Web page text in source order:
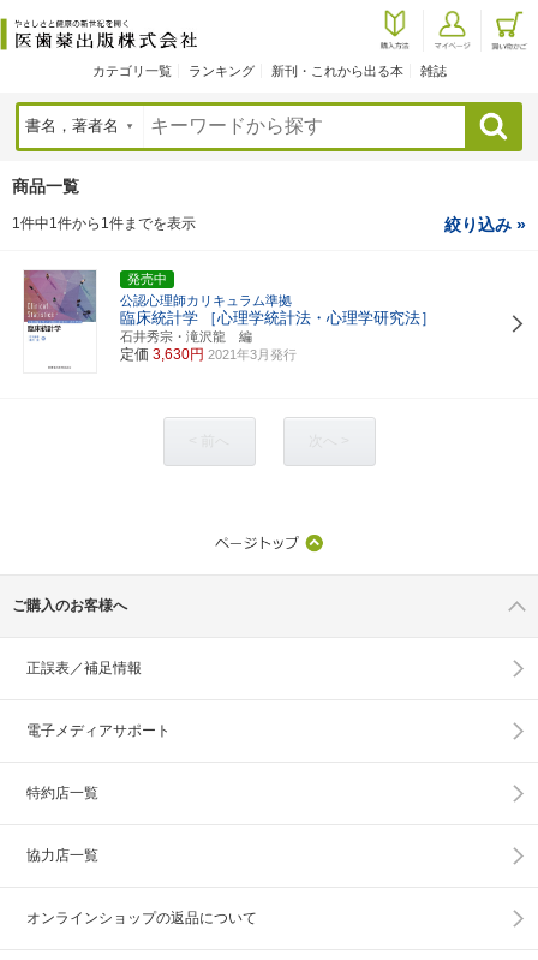
カテゴリ一覧 ランキング 新刊・これから出る本 雑誌
検索
商品一覧
1件中1件から1件までを表示 絞り込み »
発売中
公認心理師カリキュラム準拠
臨床統計学 ［心理学統計法・心理学研究法］
石井秀宗・滝沢龍 編
定価 3,630円 2021年3月発行
ご購入のお客様へ
正誤表／補足情報
電子メディアサポート
特約店一覧
協力店一覧
オンラインショップの返品について